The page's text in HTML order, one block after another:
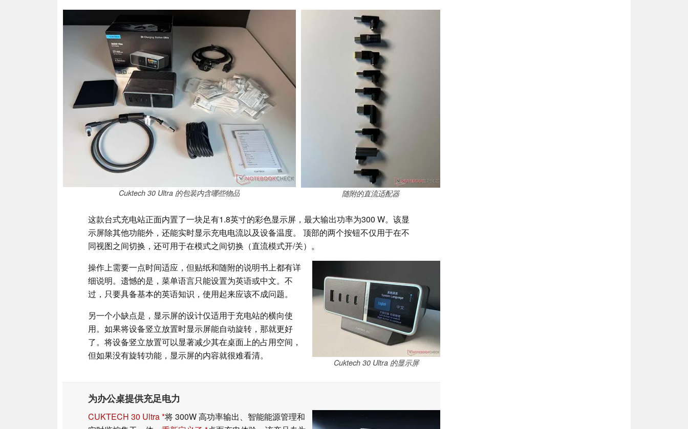
Cuktech 30 Ultra 的包装内含哪些物品 随附的直流适配器
这款台式充电站正面内置了一块足有1.8英寸的彩色显示屏，最大输出功率为300 W。该显
示屏除其他功能外，还能实时显示充电电流以及设备温度。 顶部的两个按钮不仅用于在不
同视图之间切换，还可用于在模式之间切换（直流模式开/关）。
Cuktech 30 Ultra 的显示屏
操作上需要一点时间适应，但贴纸和随附的说明书上都有详
细说明。遗憾的是，菜单语言只能设置为英语或中文。不
过，只要具备基本的英语知识，使用起来应该不成问题。
另一个小缺点是，显示屏的设计仅适用于充电站的横向使
用。如果将设备竖立放置时显示屏能自动旋转，那就更好
了。将设备竖立放置可以显著减少其在桌面上的占用空间，
但如果没有旋转功能，显示屏的内容就很难看清。
为办公桌提供充足电力
CUKTECH 30 Ultra 将 300W 高功率输出、智能能源管理和